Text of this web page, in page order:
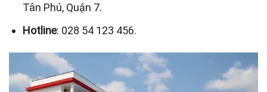
Tân Phú, Quận 7.
Hotline: 028 54 123 456.